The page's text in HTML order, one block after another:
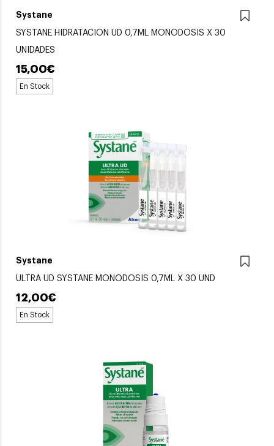
Systane
SYSTANE HIDRATACION UD 0,7ML MONODOSIS X 30
UNIDADES
15,00€
En Stock
Systane
ULTRA UD SYSTANE MONODOSIS 0,7ML X 30 UND
12,00€
En Stock